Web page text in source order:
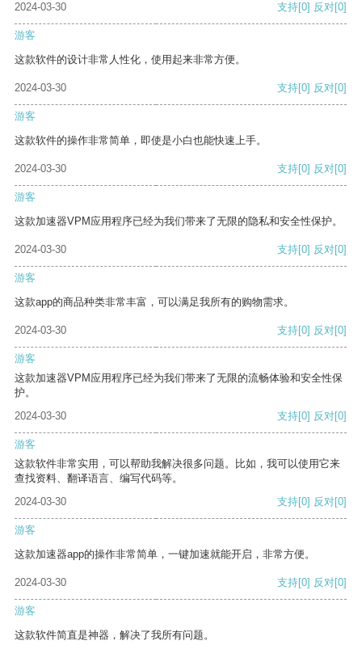
2024-03-30 支持[0] 反对[0]
游客
这款软件的设计非常人性化，使用起来非常方便。
2024-03-30 支持[0] 反对[0]
游客
这款软件的操作非常简单，即使是小白也能快速上手。
2024-03-30 支持[0] 反对[0]
游客
这款加速器VPM应用程序已经为我们带来了无限的隐私和安全性保护。
2024-03-30 支持[0] 反对[0]
游客
这款app的商品种类非常丰富，可以满足我所有的购物需求。
2024-03-30 支持[0] 反对[0]
游客
这款加速器VPM应用程序已经为我们带来了无限的流畅体验和安全性保
护。
2024-03-30
支持[0] 反对[0]
游客
这款软件非常实用，可以帮助我解决很多问题。比如，我可以使用它来
查找资料、翻译语言、编写代码等。
2024-03-30
支持[0] 反对[0]
游客
这款加速器app的操作非常简单，一键加速就能开启，非常方便。
2024-03-30 支持[0] 反对[0]
游客
这款软件简直是神器，解决了我所有问题。